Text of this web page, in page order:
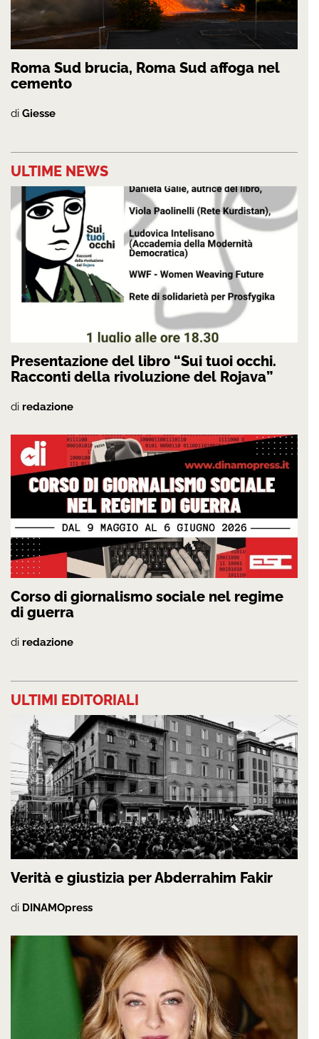
Roma Sud brucia, Roma Sud affoga nel
cemento
di Giesse
ULTIME NEWS
Presentazione del libro “Sui tuoi occhi.
Racconti della rivoluzione del Rojava”
di redazione
Corso di giornalismo sociale nel regime
di guerra
di redazione
ULTIMI EDITORIALI
Verità e giustizia per Abderrahim Fakir
di DINAMOpress